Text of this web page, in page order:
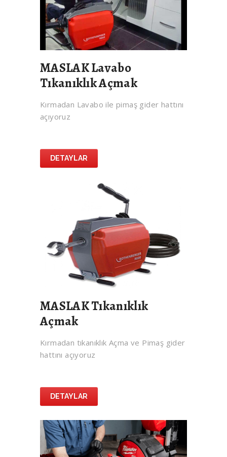
MASLAK Lavabo
Tıkanıklık Açmak
Kırmadan Lavabo ile pimaş gider hattını
açıyoruz
DETAYLAR
MASLAK Tıkanıklık
Açmak
Kırmadan tıkanıklık Açma ve Pimaş gider
hattını açıyoruz
DETAYLAR